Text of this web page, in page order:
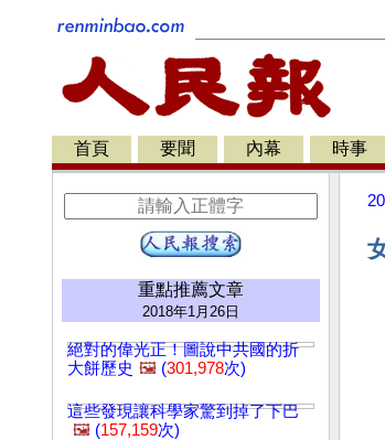
首頁 要聞 內幕 時事
重點推薦文章
2018年1月26日
絕對的偉光正！圖說中共國的折
大餅歷史 🖼️ (301,978次)
這些發現讓科學家驚到掉了下巴
🖼️ (157,159次)